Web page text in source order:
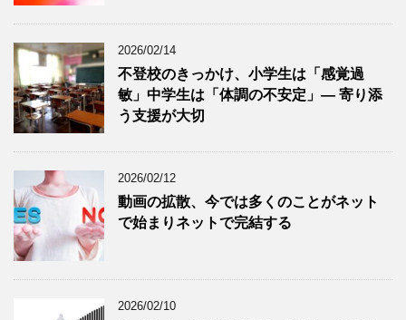
2026/02/14
不登校のきっかけ、小学生は「感覚過
敏」中学生は「体調の不安定」― 寄り添
う支援が大切
2026/02/12
動画の拡散、今では多くのことがネット
で始まりネットで完結する
2026/02/10